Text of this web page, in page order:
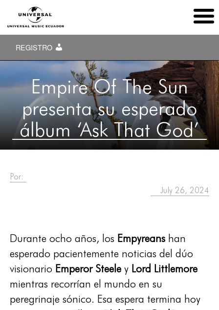
REGISTRO
Empire Of The Sun
presenta su esperado
álbum ‘Ask That God’
Por:
July 26, 2024
Durante ocho años, los Empyreans han
esperado pacientemente noticias del dúo
visionario Emperor Steele y Lord Littlemore
mientras recorrían el mundo en su
peregrinaje sónico. Esa espera termina hoy